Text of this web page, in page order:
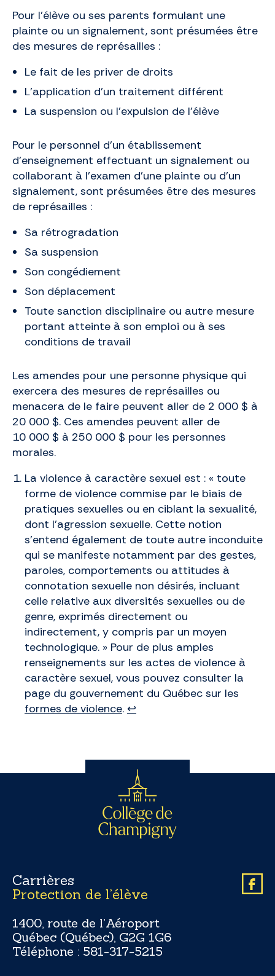
Pour l’élève ou ses parents formulant une
plainte ou un signalement, sont présumées être
des mesures de représailles :
Le fait de les priver de droits
L’application d’un traitement différent
La suspension ou l’expulsion de l’élève
Pour le personnel d’un établissement
d’enseignement effectuant un signalement ou
collaborant à l’examen d’une plainte ou d’un
signalement, sont présumées être des mesures
de représailles :
Sa rétrogradation
Sa suspension
Son congédiement
Son déplacement
Toute sanction disciplinaire ou autre mesure
portant atteinte à son emploi ou à ses
conditions de travail
Les amendes pour une personne physique qui
exercera des mesures de représailles ou
menacera de le faire peuvent aller de 2 000 $ à
20 000 $. Ces amendes peuvent aller de
10 000 $ à 250 000 $ pour les personnes
morales.
La violence à caractère sexuel est : « toute
forme de violence commise par le biais de
pratiques sexuelles ou en ciblant la sexualité,
dont l’agression sexuelle. Cette notion
s’entend également de toute autre inconduite
qui se manifeste notamment par des gestes,
paroles, comportements ou attitudes à
connotation sexuelle non désirés, incluant
celle relative aux diversités sexuelles ou de
genre, exprimés directement ou
indirectement, y compris par un moyen
technologique. » Pour de plus amples
renseignements sur les actes de violence à
caractère sexuel, vous pouvez consulter la
page du gouvernement du Québec sur les
formes de violence. ↩︎
Carrières
Protection de l’élève
1400, route de l’Aéroport
Québec (Québec), G2G 1G6
Téléphone : 581-317-5215